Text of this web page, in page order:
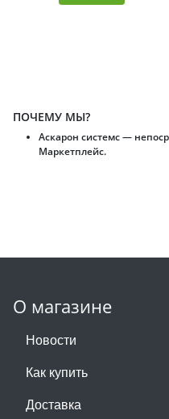
ПОЧЕМУ МЫ?
Аскарон системс —
Маркетплейс.
О магазине
Новости
Как купить
Доставка